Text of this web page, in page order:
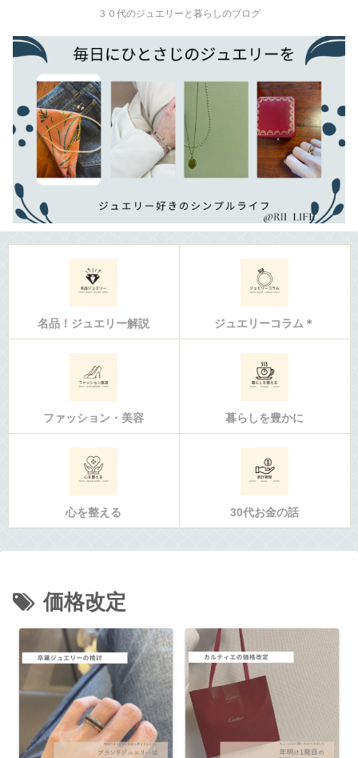
３０代のジュエリーと暮らしのブログ
名品！ジュエリー解説 ジュエリーコラム＊
ファッション・美容 暮らしを豊かに
心を整える 30代お金の話
価格改定